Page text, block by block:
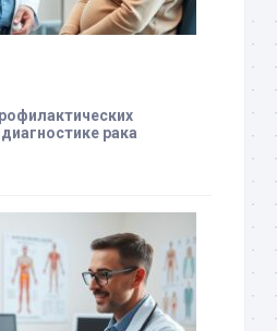
рака